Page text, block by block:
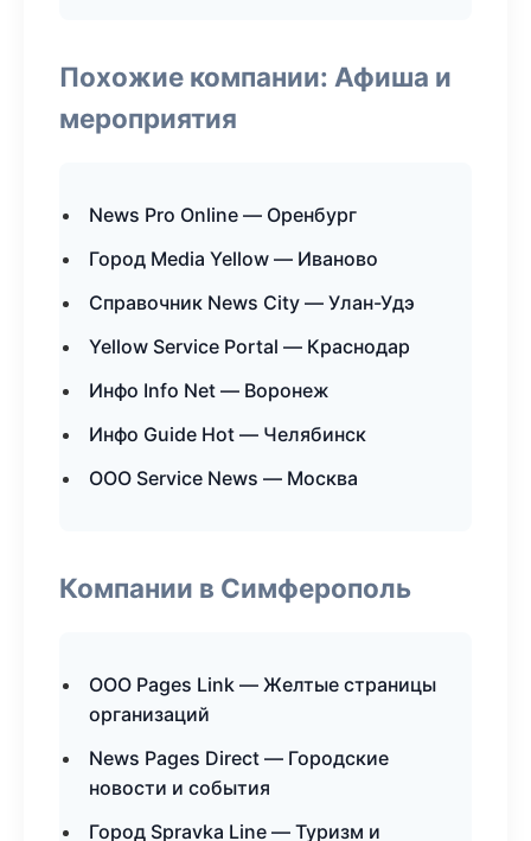
Похожие компании: Афиша и
мероприятия
News Pro Online — Оренбург
Город Media Yellow — Иваново
Справочник News City — Улан-Удэ
Yellow Service Portal — Краснодар
Инфо Info Net — Воронеж
Инфо Guide Hot — Челябинск
ООО Service News — Москва
Компании в Симферополь
ООО Pages Link — Желтые страницы
организаций
News Pages Direct — Городские
новости и события
Город Spravka Line — Туризм и